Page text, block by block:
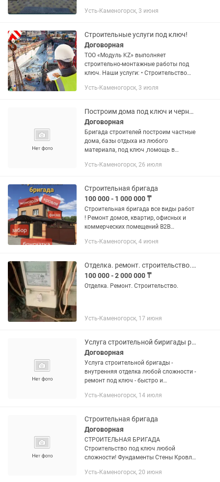
замеры бесплатно. Звоните пишите
Усть-Каменогорск, 3 июня
Строительные услуги под ключ!
Договорная
ТОО «Модуль KZ» выполняет
строительно-монтажные работы под
ключ. Наши услуги: • Строительство
металлоконструкций • Модульные
Усть-Каменогорск, 3 июля
Построим дома под ключ и черновом варианте, базы отдыха.
Договорная
Бригада строителей построим частные
дома, базы отдыха из любого
материала, под ключ ,помощь в
Усть-Каменогорск, 26 июля
Строительная бригада
100 000 - 1 000 000 ₸
Строительная бригада все виды работ
! Ремонт домов, квартир, офисных и
коммерческих помещений B2B
отопление. -Ремонт
металочерепица,...
Усть-Каменогорск, 4 июня
Отделка. ремонт. строительство. Бригада выполняет все виды отделочных работ
100 000 - 2 000 000 ₸
Отделка. Ремонт. Строительство.
Усть-Каменогорск, 17 июня
Услуга строительной биригады ремонт отделка
Договорная
Услуга строительной бригады -
внутренняя отделка любой сложности -
ремонт под ключ - быстро и
номеру телефона
Усть-Каменогорск, 14 июля
Строительная бригада
Договорная
СТРОИТЕЛЬНАЯ БРИГАДА
Строительство под ключ любой
сложности! Фундаменты Стены Кровля
Металлоконструкции (ангары, боксы)
Усть-Каменогорск, 20 июня